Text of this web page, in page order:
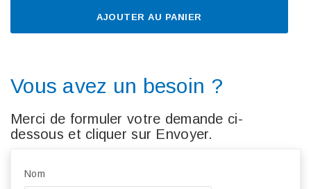
AJOUTER AU PANIER
Vous avez un besoin ?
Merci de formuler votre demande ci-
dessous et cliquer sur Envoyer.
Nom